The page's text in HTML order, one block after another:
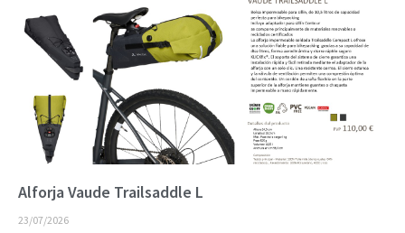
Alforja Vaude Trailsaddle L
23/07/2026